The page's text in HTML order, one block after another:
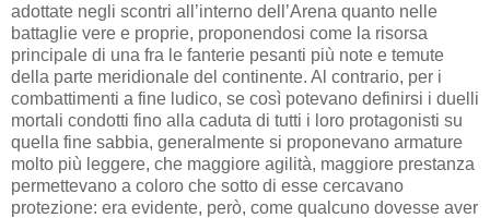
adottate negli scontri all’interno dell’Arena quanto nelle
battaglie vere e proprie, proponendosi come la risorsa
principale di una fra le fanterie pesanti più note e temute
della parte meridionale del continente. Al contrario, per i
combattimenti a fine ludico, se così potevano definirsi i duelli
mortali condotti fino alla caduta di tutti i loro protagonisti su
quella fine sabbia, generalmente si proponevano armature
molto più leggere, che maggiore agilità, maggiore prestanza
permettevano a coloro che sotto di esse cercavano
protezione: era evidente, però, come qualcuno dovesse aver